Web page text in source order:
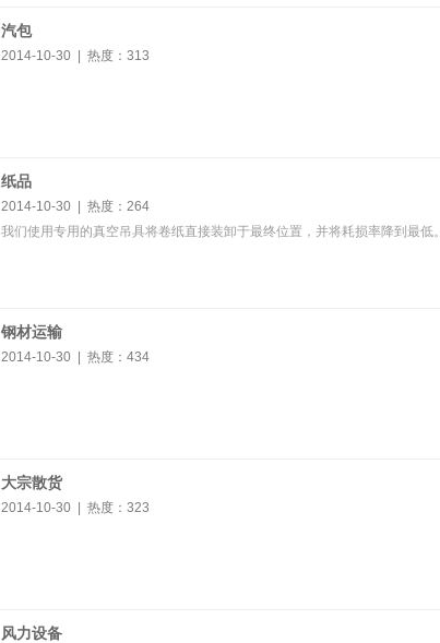
汽包
2014-10-30 | 热度： 313
纸品
2014-10-30 | 热度： 264
我们使用专用的真空吊具将卷纸直接装卸于最终位置，并将耗损率降到最低。
钢材运输
2014-10-30 | 热度： 434
大宗散货
2014-10-30 | 热度： 323
风力设备